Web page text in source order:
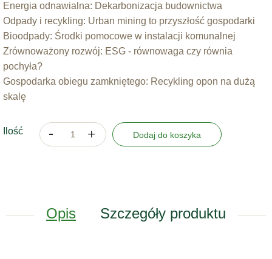
Energia odnawialna: Dekarbonizacja budownictwa
Odpady i recykling: Urban mining to przyszłość gospodarki
Bioodpady: Środki pomocowe w instalacji komunalnej
Zrównoważony rozwój: ESG - równowaga czy równia
pochyła?
Gospodarka obiegu zamkniętego: Recykling opon na dużą
skalę
Ilość Dodaj do koszyka
Opis Szczegóły produktu